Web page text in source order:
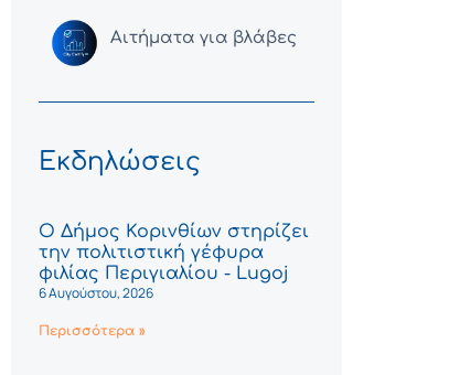
Αιτήματα για βλάβες
Εκδηλώσεις
Ο Δήμος Κορινθίων στηρίζει
την πολιτιστική γέφυρα
φιλίας Περιγιαλίου - Lugoj
6 Αυγούστου, 2026
Περισσότερα »